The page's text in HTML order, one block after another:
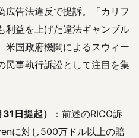
広告法違反で提訴。「カリフ
利益を上げた違法ギャンブル
米国政府機関によるスウィー
民事執行訴訟として注目を集
日提起）
：前述のRICO訴
に対し500万ドル以上の賠